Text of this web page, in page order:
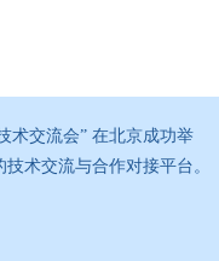
术交流会” 在北京成功举
术交流与合作对接平台。